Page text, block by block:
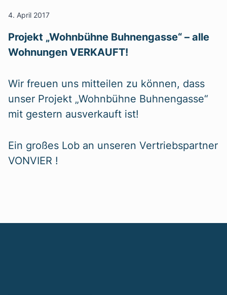
4. April 2017
Projekt „Wohnbühne Buhnengasse“ – alle
Wohnungen VERKAUFT!
Wir freuen uns mitteilen zu können, dass
unser Projekt „Wohnbühne Buhnengasse“
mit gestern ausverkauft ist!
Ein großes Lob an unseren Vertriebspartner
VONVIER !